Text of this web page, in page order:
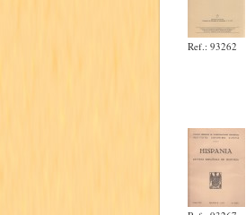
Ref.: 93262